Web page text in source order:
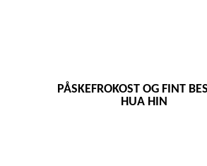
PÅSKEFROKOST OG FINT
HUA HIN